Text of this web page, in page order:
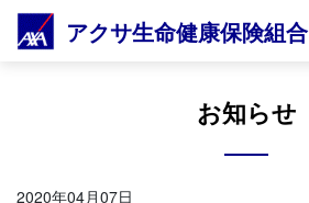
Skip
アクサ生命健康保険組合
お知らせ
2020年04月07日